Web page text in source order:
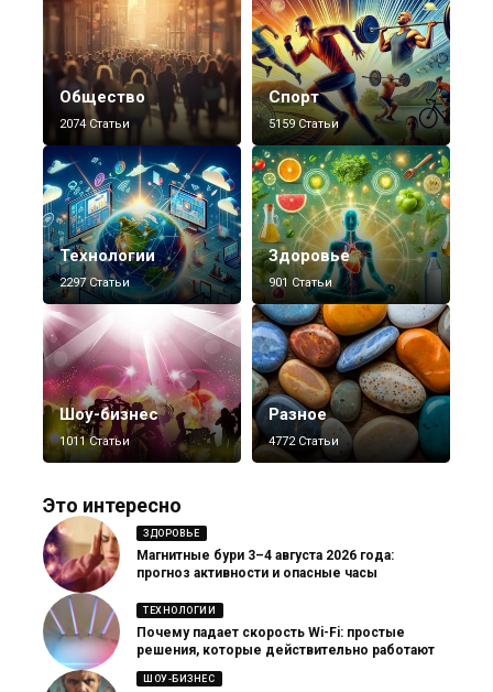
Общество
2074 Статьи
Спорт
5159 Статьи
Технологии
2297 Статьи
Здоровье
901 Статьи
Шоу-бизнес
1011 Статьи
Разное
4772 Статьи
Это интересно
ЗДОРОВЬЕ
Магнитные бури 3–4 августа 2026 года:
прогноз активности и опасные часы
ТЕХНОЛОГИИ
Почему падает скорость Wi-Fi: простые
решения, которые действительно работают
ШОУ-БИЗНЕС